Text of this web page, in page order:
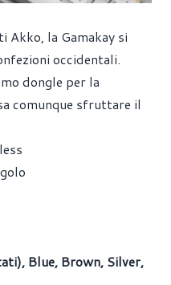
Akko, la Gamakay si
occidentali.
dongle per la
comunque sfruttare il
Blue, Brown, Silver,